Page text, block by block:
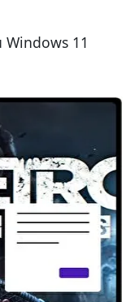
11